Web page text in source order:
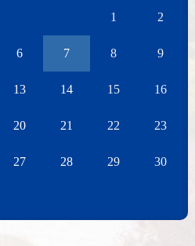
1 2
6 7 8 9
13 14 15 16
20 21 22 23
27 28 29 30